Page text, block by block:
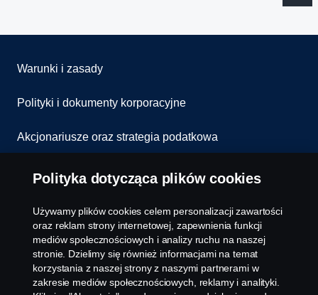
Warunki i zasady
Polityki i dokumenty korporacyjne
Akcjonariusze oraz strategia podatkowa
Informowanie o nieprawidłowościach
Kontakt
Komunikaty
Ustawienie plików cookies
Polityka dotycząca plików cookies
Używamy plików cookies celem personalizacji zawartości
oraz reklam strony internetowej, zapewnienia funkcji
mediów społecznościowych i analizy ruchu na naszej
stronie. Dzielimy się również informacjami na temat
korzystania z naszej strony z naszymi partnerami w
zakresie mediów społecznościowych, reklamy i analityki.